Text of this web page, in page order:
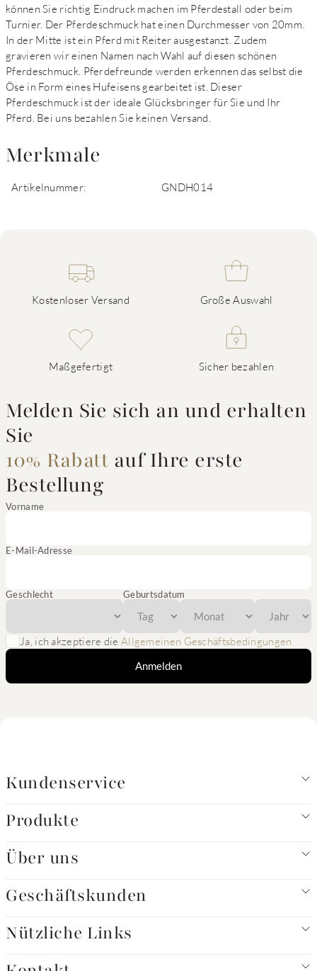
können Sie richtig Eindruck machen im Pferdestall oder beim
Turnier. Der Pferdeschmuck hat einen Durchmesser von 20mm.
In der Mitte ist ein Pferd mit Reiter ausgestanzt. Zudem
gravieren wir einen Namen nach Wahl auf diesen schönen
Pferdeschmuck. Pferdefreunde werden erkennen das selbst die
Öse in Form eines Hufeisens gearbeitet ist. Dieser
Pferdeschmuck ist der ideale Glücksbringer für Sie und Ihr
Pferd. Bei uns bezahlen Sie keinen Versand.
Merkmale
Artikelnummer: GNDH014
Kostenloser Versand Große Auswahl
Maßgefertigt Sicher bezahlen
Melden Sie sich an und erhalten
Sie
10% Rabatt auf Ihre erste
Bestellung
Vorname
E-Mail-Adresse
Geschlecht Geburtsdatum
Ja, ich akzeptiere die Allgemeinen Geschäftsbedingungen
Anmelden
Kundenservice
Produkte
Über uns
Geschäftskunden
Nützliche Links